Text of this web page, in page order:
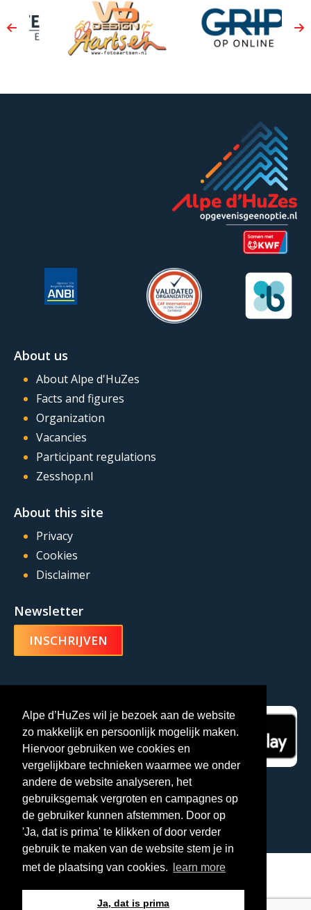
Alpe d’HuZes wil je bezoek aan de website
zo makkelijk en persoonlijk mogelijk maken.
Hiervoor gebruiken we cookies en
vergelijkbare technieken waarmee we onder
andere de website analyseren, het
gebruiksgemak vergroten en campagnes op
de gebruiker kunnen afstemmen. Door op
'Ja, dat is prima' te klikken of door verder
gebruik te maken van de website stem je in
met de plaatsing van cookies.
learn more
Ja, dat is prima
About us
About Alpe d'HuZes
Facts and figures
Organization
Vacancies
Participant regulations
Zesshop.nl
About this site
Privacy
Cookies
Disclaimer
Newsletter
INSCHRIJVEN